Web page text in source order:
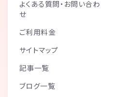
よくある質問・お問い合わ
せ
ご利用料金
サイトマップ
記事一覧
ブログ一覧